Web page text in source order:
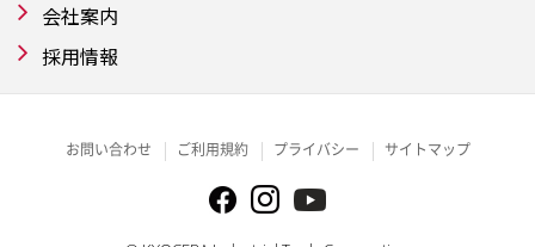
会社案内
採用情報
お問い合わせ ご利用規約 プライバシー サイトマップ